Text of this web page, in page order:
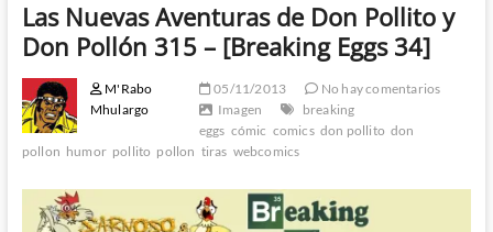
Las Nuevas Aventuras de Don Pollito y
Don Pollón 315 – [Breaking Eggs 34]
M'Rabo
Mhulargo
05/11/2013
No hay comentarios
Imagen
breaking
eggs cómic comics don pollito don
pollon humor pollito pollon tiras webcomics